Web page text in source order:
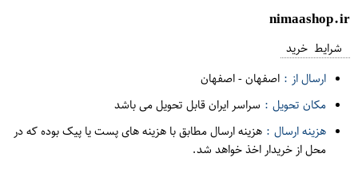
nimaashop.ir
شرایط خرید
ارسال از : اصفهان-اصفهان
مکان تحویل : سراسر ایران قابل تحویل می باشد
هزینه ارسال : هزینه ارسال مطابق با هزینه های پست یا پیک بوده که در
محل از خریدار اخذ خواهد شد.